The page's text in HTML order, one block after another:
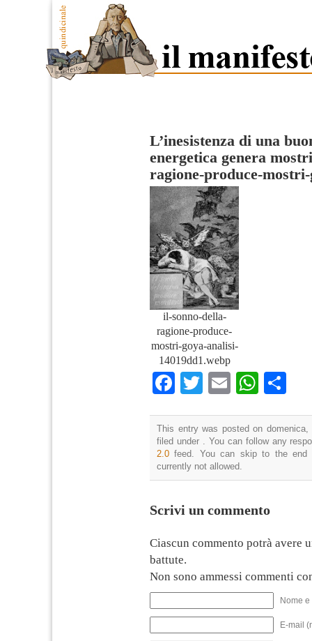
L’inesistenza di una
energetica genera mostri
ragione-produce-
il-sonno-della-
ragione-produce-
mostri-goya-analisi-
14019dd1.webp
Facebook
TwitterEmail
This entry was posted on
filed under . You can follow any
2.0 feed. You can skip to the end
currently not allowed.
Scrivi un commento
Ciascun commento potrà avere
battute.
Non sono ammessi commenti
Nome
E-mail